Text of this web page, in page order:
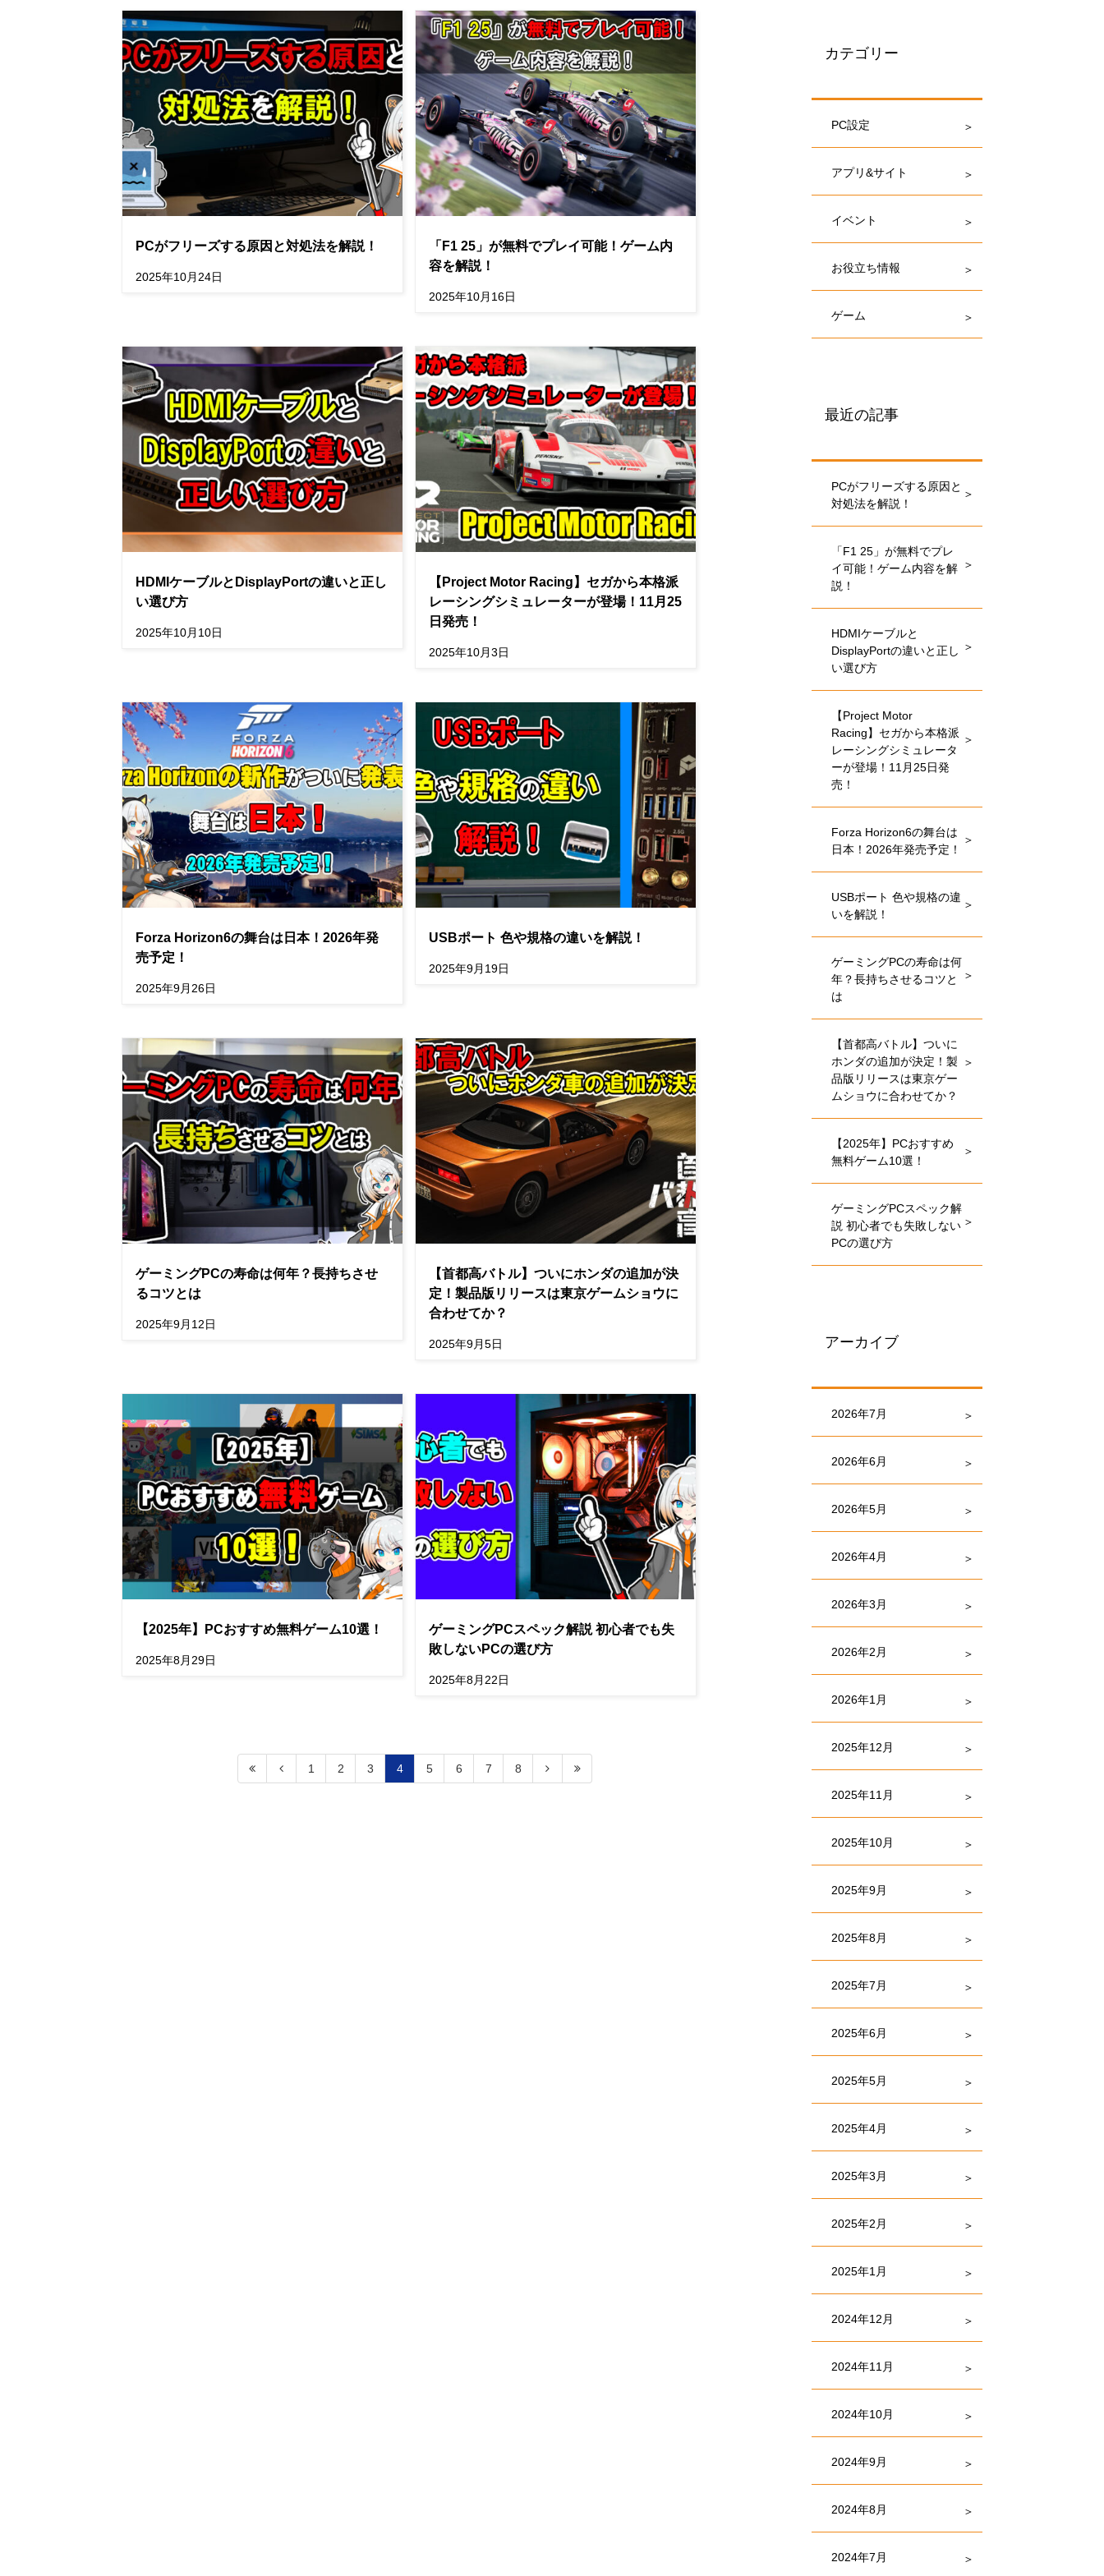
PCがフリーズする原因と対処法を解説！
2025年10月24日
「F1 25」が無料でプレイ可能！ゲーム内
容を解説！
2025年10月16日
HDMIケーブルとDisplayPortの違いと正し
い選び方
2025年10月10日
【Project Motor Racing】セガから本格派
レーシングシミュレーターが登場！11月25
日発売！
2025年10月3日
Forza Horizon6の舞台は日本！2026年発
売予定！
2025年9月26日
USBポート 色や規格の違いを解説！
2025年9月19日
ゲーミングPCの寿命は何年？長持ちさせ
るコツとは
2025年9月12日
【首都高バトル】ついにホンダの追加が決
定！製品版リリースは東京ゲームショウに
合わせてか？
2025年9月5日
【2025年】PCおすすめ無料ゲーム10選！
2025年8月29日
ゲーミングPCスペック解説 初心者でも失
敗しないPCの選び方
2025年8月22日
1 2 3 4 5 6 7 8
カテゴリー
PC設定
アプリ&サイト
イベント
お役立ち情報
ゲーム
最近の記事
PCがフリーズする原因と
対処法を解説！
「F1 25」が無料でプレ
イ可能！ゲーム内容を解
説！
HDMIケーブルと
DisplayPortの違いと正し
い選び方
【Project Motor
Racing】セガから本格派
レーシングシミュレータ
ーが登場！11月25日発
売！
Forza Horizon6の舞台は
日本！2026年発売予定！
USBポート 色や規格の違
いを解説！
ゲーミングPCの寿命は何
年？長持ちさせるコツと
は
【首都高バトル】ついに
ホンダの追加が決定！製
品版リリースは東京ゲー
ムショウに合わせてか？
【2025年】PCおすすめ
無料ゲーム10選！
ゲーミングPCスペック解
説 初心者でも失敗しない
PCの選び方
アーカイブ
2026年7月
2026年6月
2026年5月
2026年4月
2026年3月
2026年2月
2026年1月
2025年12月
2025年11月
2025年10月
2025年9月
2025年8月
2025年7月
2025年6月
2025年5月
2025年4月
2025年3月
2025年2月
2025年1月
2024年12月
2024年11月
2024年10月
2024年9月
2024年8月
2024年7月